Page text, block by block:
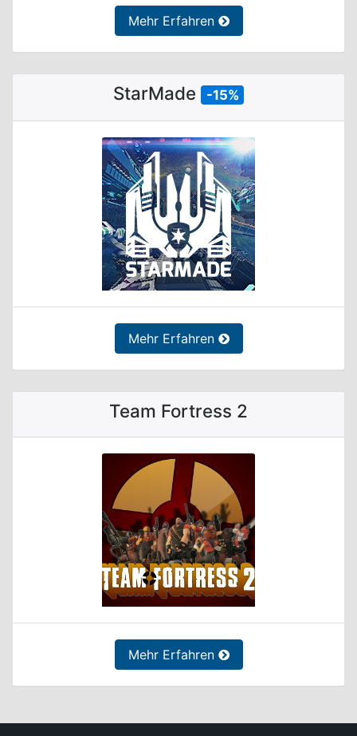
Mehr Erfahren
StarMade -15%
Mehr Erfahren
Team Fortress 2
Mehr Erfahren